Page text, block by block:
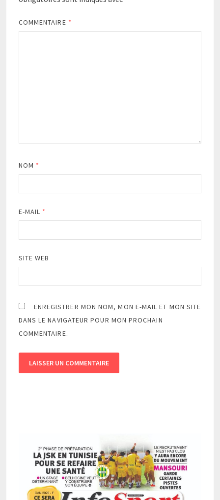
COMMENTAIRE *
NOM *
E-MAIL *
SITE WEB
ENREGISTRER MON NOM, MON E-MAIL ET MON SITE
DANS LE NAVIGATEUR POUR MON PROCHAIN
COMMENTAIRE.